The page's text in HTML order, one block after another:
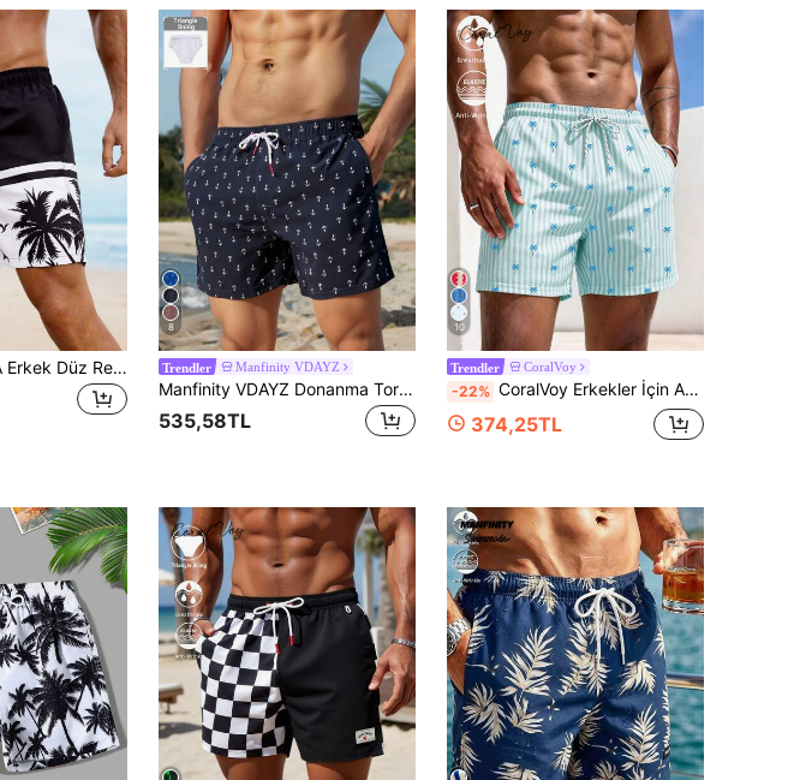
Manfinity KASUA Erkek Düz Renk Yama Detaylı Ön Bağlamalı Cepli Günlük Plaj Pantolonu, Erkek Yüzme Şortu, Hawaii, Tatil
8
Trendler Manfinity VDAYZ
Manfinity VDAYZ Donanma Torba büzme ipi All Over Print Gündelik Erkek Mayo
535,58TL
10
Trendler CoralVoy
-22% CoralVoy Erkekler İçin Açık Yeşil Çizgili Palmiye Ağacı Baskılı Şort, Hawaii Tarzı Suya Dayanıklı Sörf ve Günlük Plaj Şortu
374,25TL